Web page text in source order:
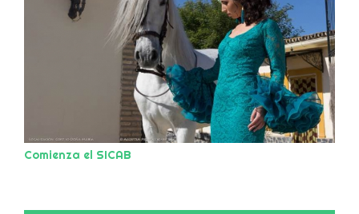
Comienza el SICAB